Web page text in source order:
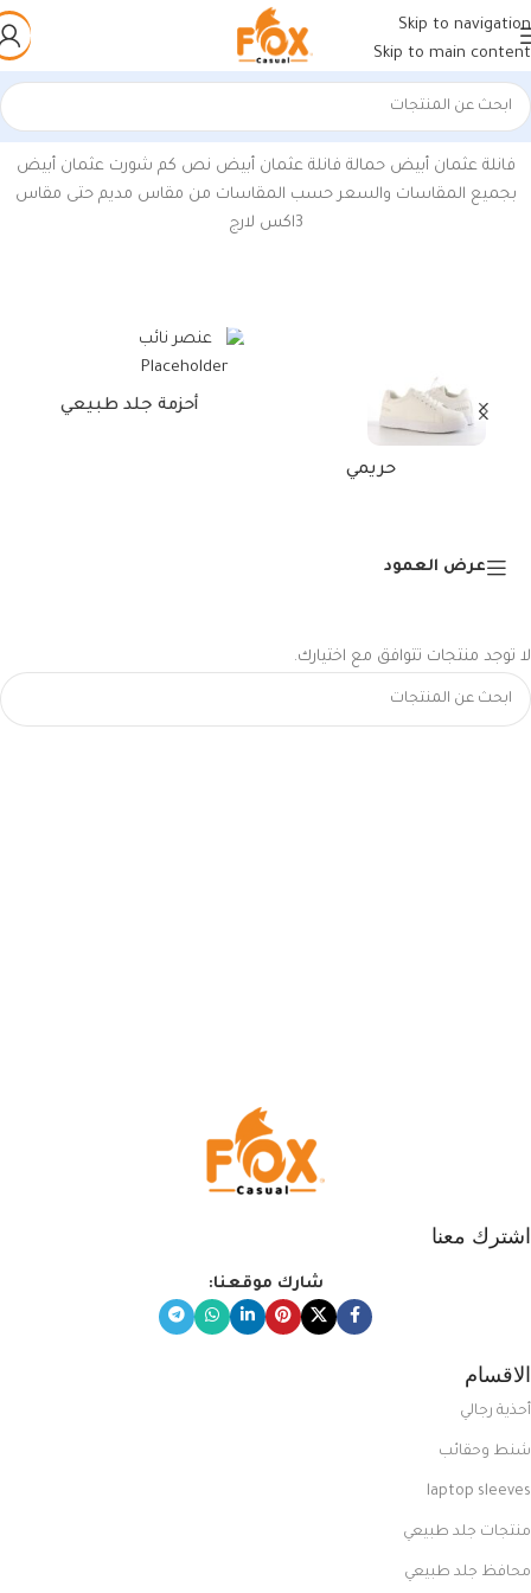
Skip to navigation
Skip to main content
الرئيسية/منتجات تحت الوسم “أطقم داخلية عثمان”
فانلة عثمان أبيض حمالة فانلة عثمان أبيض نص كم شورت عثمان أبيض
بجميع المقاسات والسعر حسب المقاسات من مقاس مديم حتى مقاس
3اكس لارج
أحزمة جلد طبيعي حقائب وأغطية وحافظات
عرض العمود
لا توجد منتجات تتوافق مع اختيارك.
اشترك معنا
شارك موقعنا:
الاقسام
أحذية رجالي
شنط وحقائب
laptop sleeves
منتجات جلد طبيعي
محافظ جلد طبيعي